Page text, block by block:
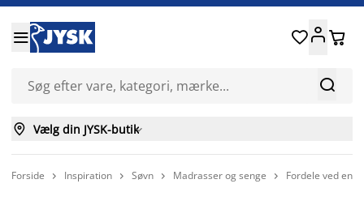


 
 Vælg din JYSK-butik
Forside  Inspiration  Søvn  Madrasser og senge  Fordele ved en